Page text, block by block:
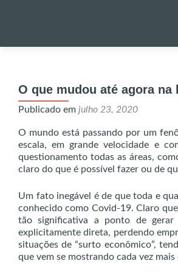
O que mudou até agora
Publicado em julho 23, 2020
O mundo está passando por um
escala, em grande velocidade e
questionamento todas as áreas,
claro do que é possível fazer ou de
Um fato inegável é de que toda e
conhecido como Covid-19. Claro
tão significativa a ponto de gerar
explicitamente direta, perdendo
situações de “surto econômico”,
que vem se mostrando cada vez mais